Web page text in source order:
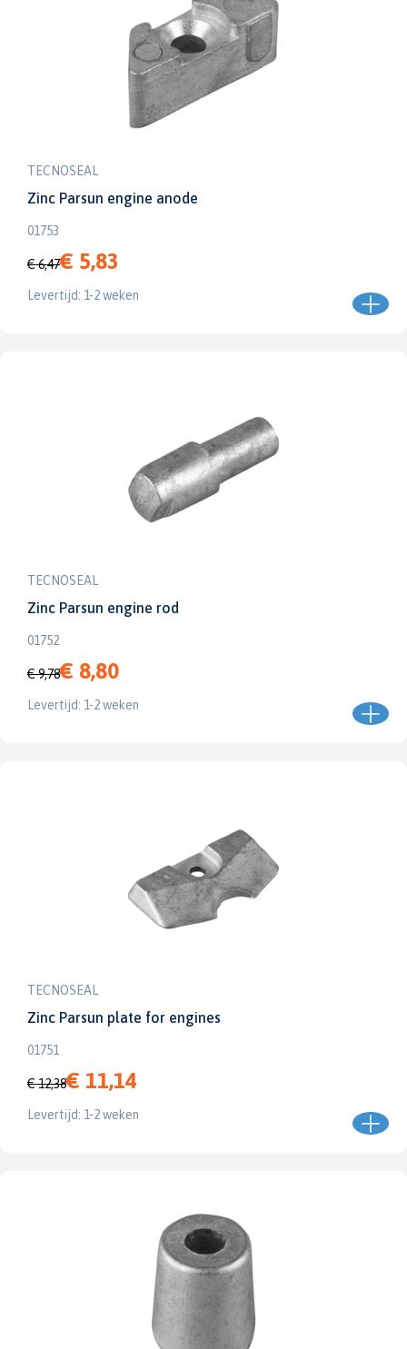
TECNOSEAL
Zinc Parsun engine anode
01753
€ 6,47€ 5,83
Levertijd: 1-2 weken
TECNOSEAL
Zinc Parsun engine rod
01752
€ 9,78€ 8,80
Levertijd: 1-2 weken
TECNOSEAL
Zinc Parsun plate for engines
01751
€ 12,38€ 11,14
Levertijd: 1-2 weken